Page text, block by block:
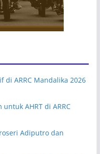
ARRC Mandalika 2026
AHRT di ARRC
Adiputro dan